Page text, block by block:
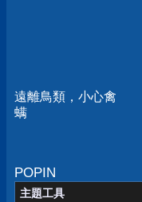
遠離鳥類，小心禽
螨
POPIN
主題工具